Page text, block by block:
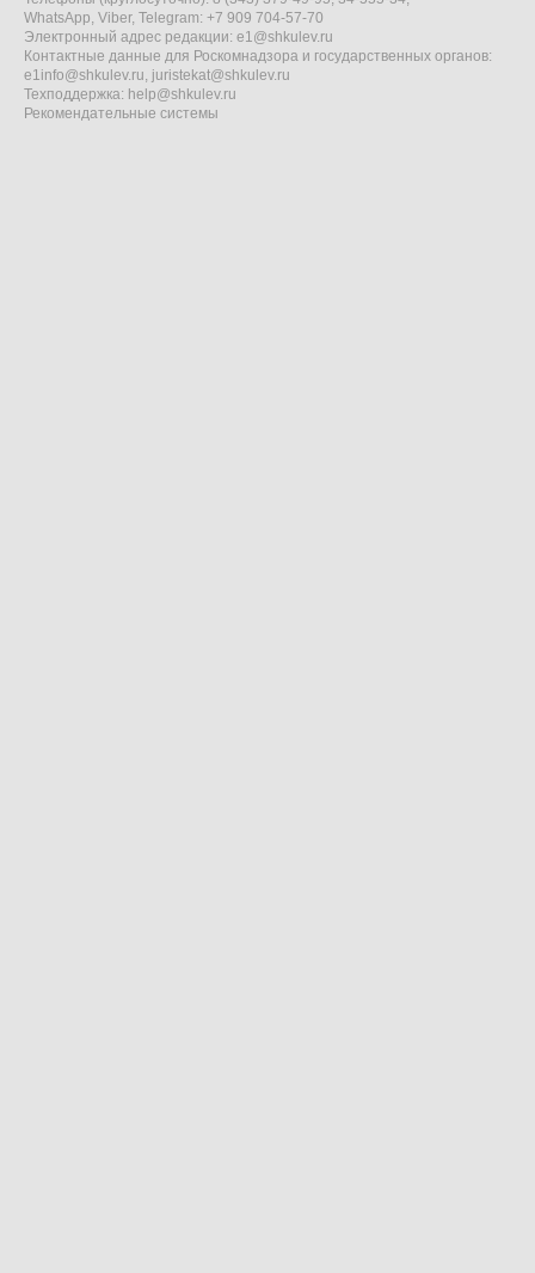
WhatsApp, Viber, Telegram: +7 909 704-57-70
Электронный адрес редакции: e1@shkulev.ru
Контактные данные для Роскомнадзора и государственных органов:
e1info@shkulev.ru, juristekat@shkulev.ru
Техподдержка: help@shkulev.ru
Рекомендательные системы